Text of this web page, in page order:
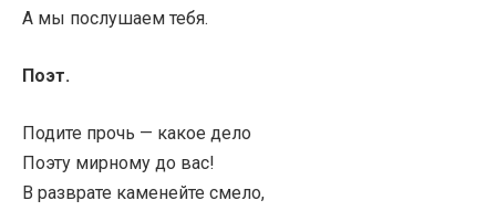
А мы послушаем тебя.
Поэт.
Подите прочь — какое дело
Поэту мирному до вас!
В разврате каменейте смело,